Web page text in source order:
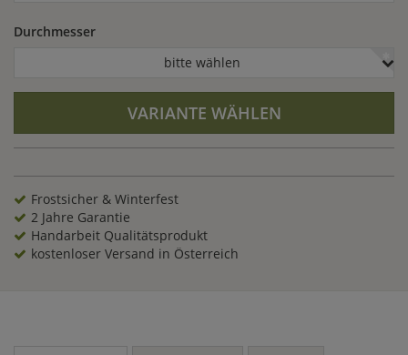
Durchmesser
bitte wählen
VARIANTE WÄHLEN
Frostsicher & Winterfest
2 Jahre Garantie
Handarbeit Qualitätsprodukt
kostenloser Versand in Österreich